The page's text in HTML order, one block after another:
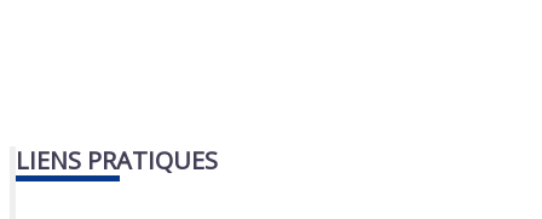
LIENS PRATIQUES